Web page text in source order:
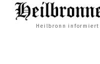
Heilbronn